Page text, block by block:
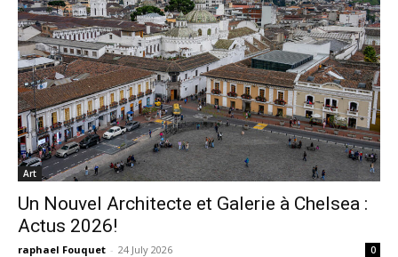
Art
Un Nouvel Architecte et Galerie à Chelsea :
Actus 2026!
raphael Fouquet - 24 July 2026 0